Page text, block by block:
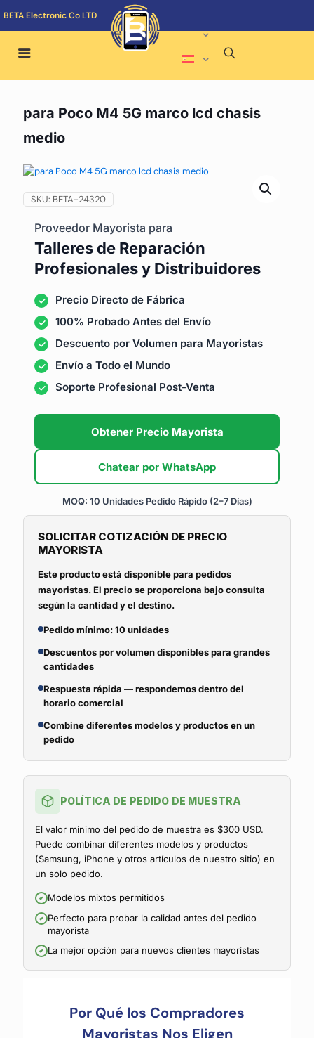
BETA Electronic Co LTD
para Poco M4 5G marco lcd chasis
medio
SKU: BETA-24320
Proveedor Mayorista para
Talleres de Reparación
Profesionales y Distribuidores
Precio Directo de Fábrica
100% Probado Antes del Envío
Descuento por Volumen para Mayoristas
Envío a Todo el Mundo
Soporte Profesional Post-Venta
Obtener Precio Mayorista
Chatear por WhatsApp
MOQ: 10 Unidades Pedido Rápido (2–7 Días)
SOLICITAR COTIZACIÓN DE PRECIO
MAYORISTA
Este producto está disponible para pedidos
mayoristas. El precio se proporciona bajo consulta
según la cantidad y el destino.
Pedido mínimo: 10 unidades
Descuentos por volumen disponibles para grandes
cantidades
Respuesta rápida — respondemos dentro del
horario comercial
Combine diferentes modelos y productos en un
pedido
POLÍTICA DE PEDIDO DE MUESTRA
El valor mínimo del pedido de muestra es $300 USD.
Puede combinar diferentes modelos y productos
(Samsung, iPhone y otros artículos de nuestro sitio) en
un solo pedido.
Modelos mixtos permitidos
Perfecto para probar la calidad antes del pedido
mayorista
La mejor opción para nuevos clientes mayoristas
Por Qué los Compradores
Mayoristas Nos Eligen